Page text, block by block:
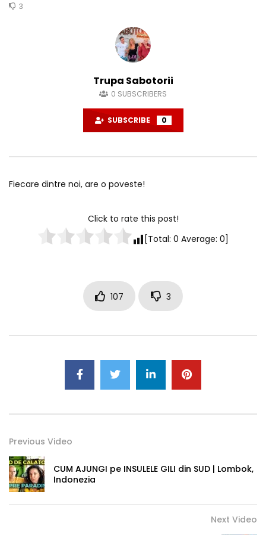
3
Trupa Sabotorii
0 SUBSCRIBERS
SUBSCRIBE 0
Fiecare dintre noi, are o poveste!
Click to rate this post!
[Total: 0 Average: 0]
107 3
Previous Video
CUM AJUNGI pe INSULELE GILI din SUD | Lombok,
Indonezia
Next Video